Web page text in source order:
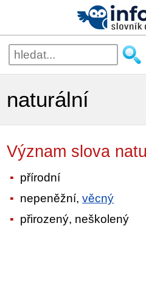
naturální
Význam slova
přírodní
nepeněžní,věcný
přirozený, neškolený